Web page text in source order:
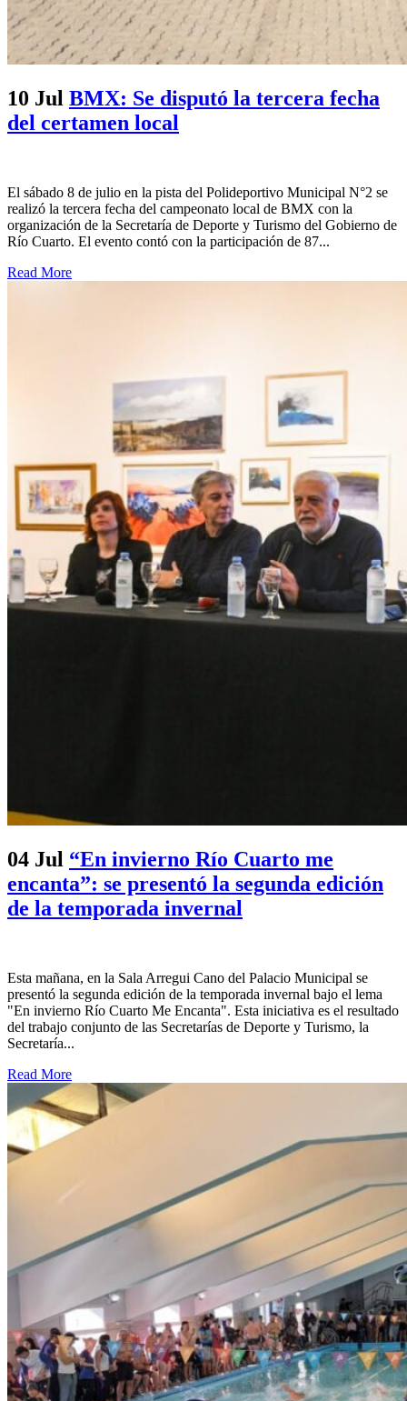
10 Jul BMX: Se disputó la tercera fecha
del certamen local
El sábado 8 de julio en la pista del Polideportivo Municipal N°2 se
realizó la tercera fecha del campeonato local de BMX con la
organización de la Secretaría de Deporte y Turismo del Gobierno de
Río Cuarto. El evento contó con la participación de 87...
Read More
04 Jul “En invierno Río Cuarto me
encanta”: se presentó la segunda edición
de la temporada invernal
Esta mañana, en la Sala Arregui Cano del Palacio Municipal se
presentó la segunda edición de la temporada invernal bajo el lema
"En invierno Río Cuarto Me Encanta". Esta iniciativa es el resultado
del trabajo conjunto de las Secretarías de Deporte y Turismo, la
Secretaría...
Read More